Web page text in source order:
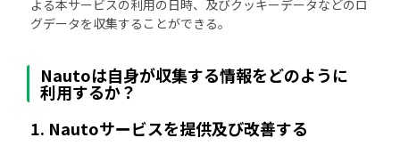
よる本サービスの利用の日時、及びクッキーデータなどのロ
グデータを収集することができる。
Nautoは自身が収集する情報をどのように
利用するか？
1. Nautoサービスを提供及び改善する